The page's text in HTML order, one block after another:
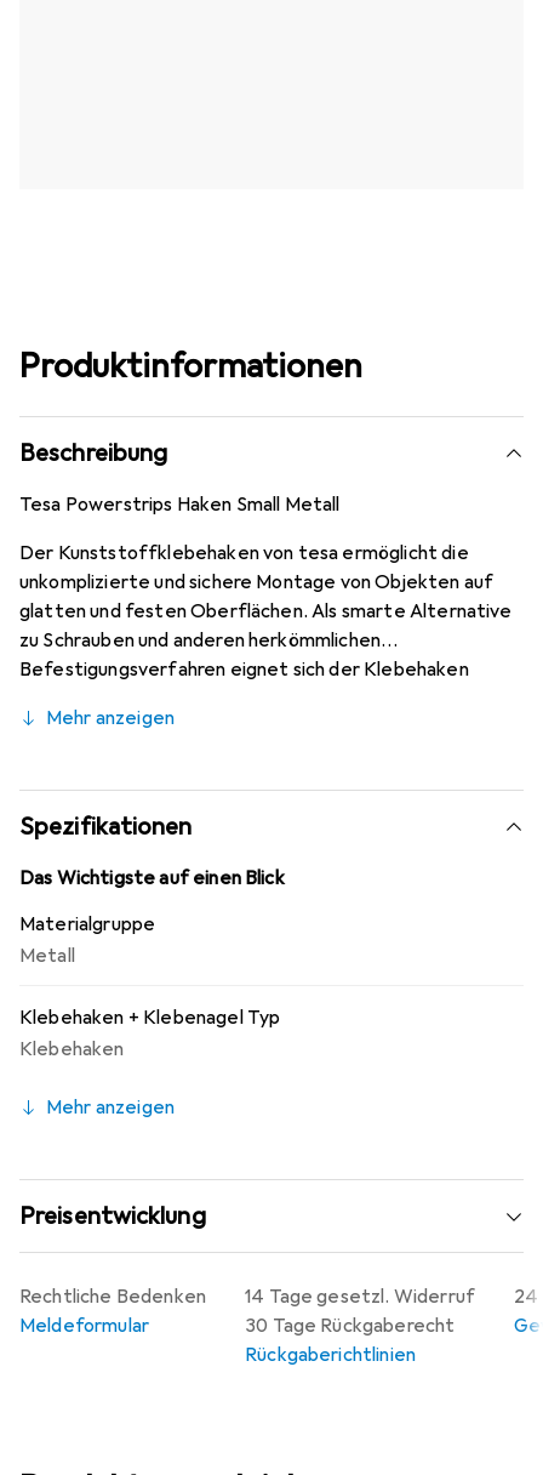
Produktinformationen
Beschreibung
Tesa Powerstrips Haken Small Metall
Der Kunststoffklebehaken von tesa ermöglicht die
unkomplizierte und sichere Montage von Objekten auf
glatten und festen Oberflächen. Als smarte Alternative
zu Schrauben und anderen herkömmlichen
Befestigungsverfahren eignet sich der Klebehaken
Kacheln. Die tesa Powerstrips werden dabei vollständig
Anbringen als auch das spurlose Entfernen macht diesen
praktischen Allrounder zu einer besonders smarten
Befestigungslösung.
Mehr anzeigen
Spezifikationen
Das Wichtigste auf einen Blick
Materialgruppe
Metall
Klebehaken + Klebenagel Typ
Klebehaken
Mehr anzeigen
Preisentwicklung
14 Tage gesetzl. Widerruf
30 Tage Rückgaberecht
Rückgaberichtlinien
24
Rechtliche Bedenken
Meldeformular